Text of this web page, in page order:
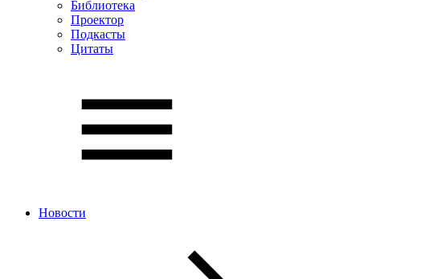
Библиотека
Проектор
Подкасты
Цитаты
Новости